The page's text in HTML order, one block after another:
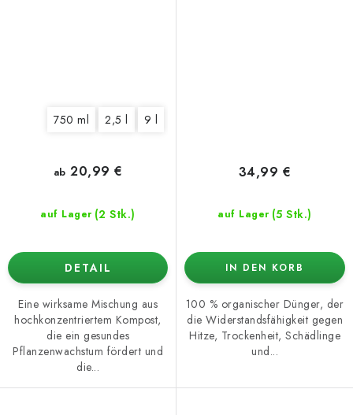
750 ml 2,5 l 9 l
auf Lager (2 Stk.)
ab 20,99 €
DETAIL
Eine wirksame Mischung aus
hochkonzentriertem Kompost,
die ein gesundes
Pflanzenwachstum fördert und
die...
auf Lager (5 Stk.)
34,99 €
IN DEN KORB
100 % organischer Dünger, der
die Widerstandsfähigkeit gegen
Hitze, Trockenheit, Schädlinge
und...